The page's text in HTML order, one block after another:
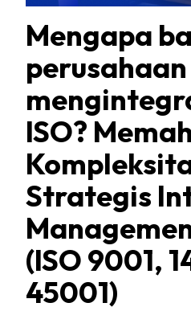
Mengapa
ISO?
Strategis
(ISO 9001,
45001)